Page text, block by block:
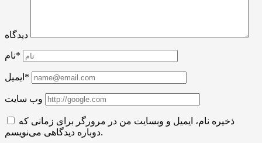
دیدگاه
نام*
ایمیل*
وب سایت
ذخیره نام، ایمیل و وبسایت من در مرورگر برای زمانی که
دوباره دیدگاهی می‌نویسم.